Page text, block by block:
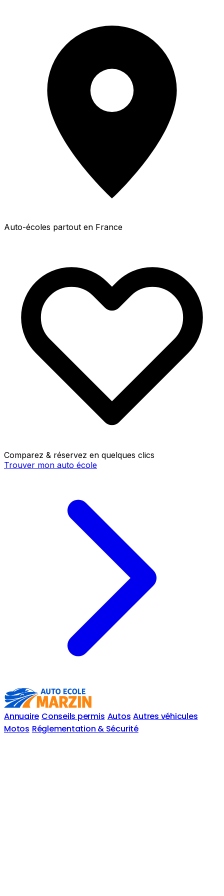
Auto-écoles partout en France
Comparez & réservez en quelques clics
Trouver mon auto école
Annuaire Conseils permis Autos Autres véhicules
Motos Réglementation & Sécurité